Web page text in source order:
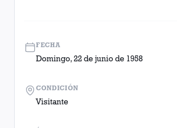
FECHA
Domingo, 22 de junio de 1958
CONDICIÓN
Visitante